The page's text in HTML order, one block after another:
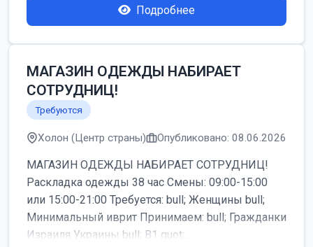
Подробнее
МАГАЗИН ОДЕЖДЫ НАБИРАЕТ
СОТРУДНИЦ!
Требуются
Холон (Центр страны) Опубликовано: 08.06.2026
МАГАЗИН ОДЕЖДЫ НАБИРАЕТ СОТРУДНИЦ!
Раскладка одежды 38 час Смены: 09:00-15:00
или 15:00-21:00 Требуется: bull; Женщины bull;
Минимальный иврит Принимаем: bull; Гражданки
Израиля Украины bull; B1 quot;...